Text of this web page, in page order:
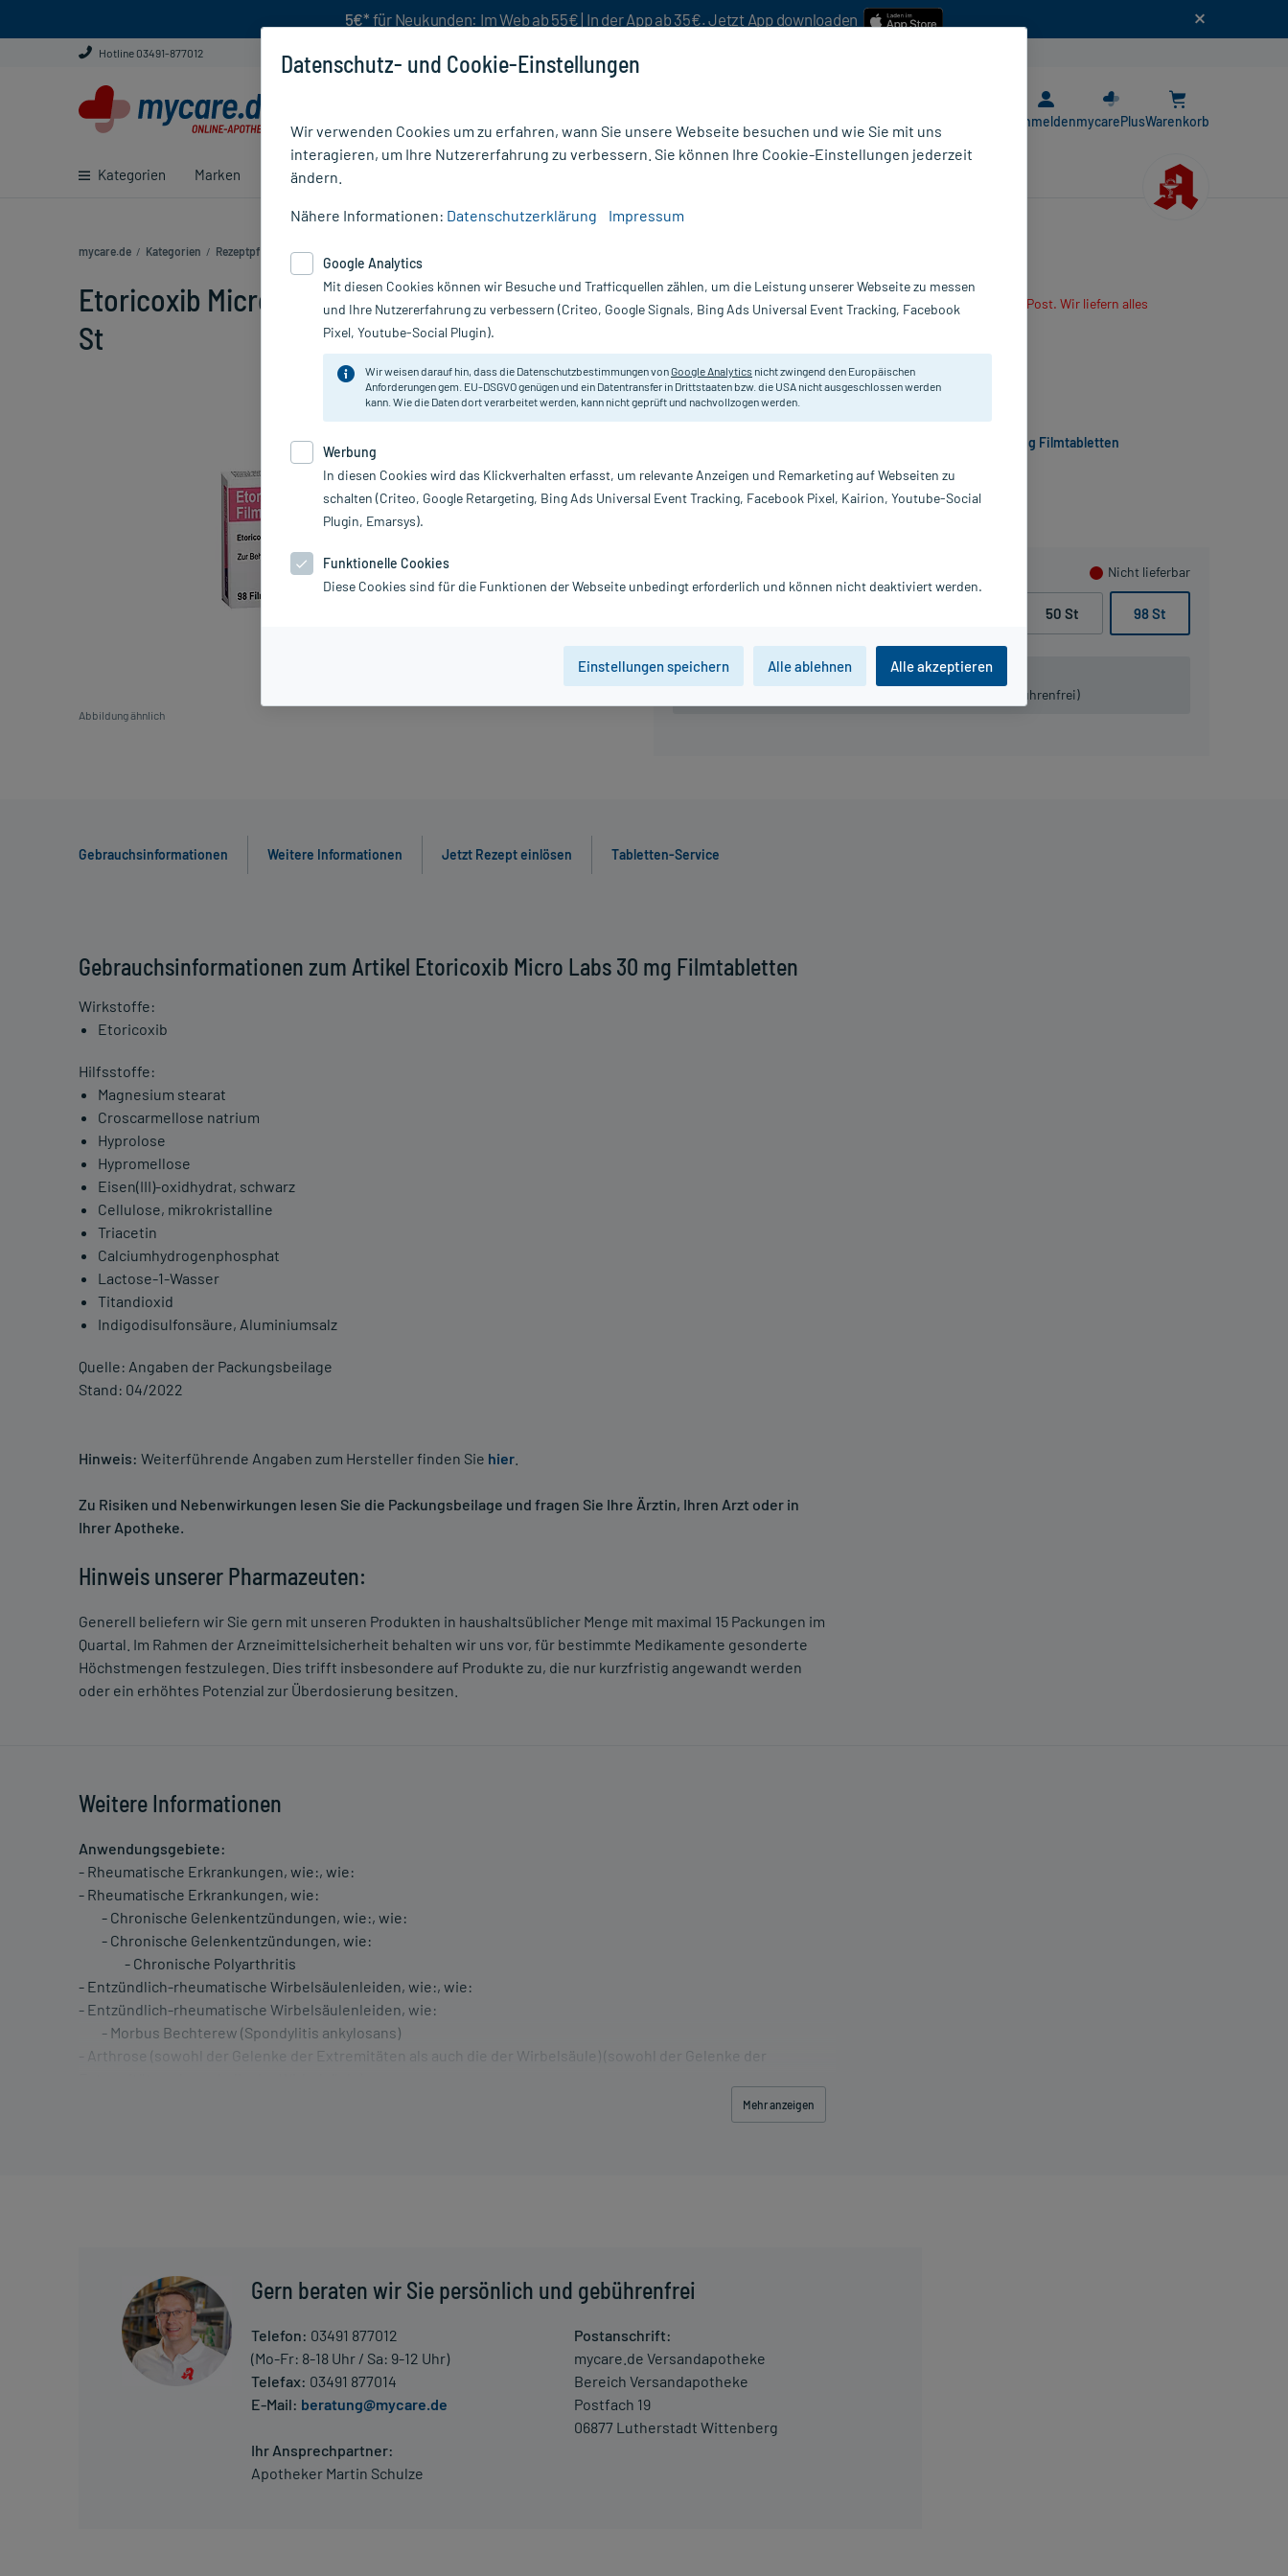
5€* für Neukunden: Im Web ab 55€ | In der App ab 35€. Jetzt App downloaden
Hotline 03491-877012
Kategorien Marken Ratgeber
AnmeldenmycarePlusWarenkorb
mycare.de / Kategorien / Rezeptpflichtige Medikamente
Etoricoxib Micro Labs 30 mg Filmtabletten, 98
St
Abbildung ähnlich
34,18 €
Nicht lieferbar
50 St 98 St
Der Artikel ist momentan nicht lieferbar.
Tel. 03491-8770120 (gebührenfrei)
Scannen Sie Ihr E-Rezept in der mycare App oder senden es per Post. Wir liefern alles
versandkostenfrei* - inklusive Ihrer mitbestellten Produkte.
Darreichung:
Filmtabletten
Inhalt:
98 St
PZN:
Hersteller:
Micro Labs GmbH
Etoricoxib Micro Labs 30 mg Filmtabletten
Gebrauchsinformationen Weitere Informationen Jetzt Rezept einlösen Tabletten-Service
Gebrauchsinformationen zum Artikel Etoricoxib Micro Labs 30 mg Filmtabletten
Wirkstoffe:
Etoricoxib
Hilfsstoffe:
Magnesium stearat
Croscarmellose natrium
Hyprolose
Hypromellose
Eisen(III)-oxidhydrat, schwarz
Cellulose, mikrokristalline
Triacetin
Calciumhydrogenphosphat
Lactose-1-Wasser
Titandioxid
Indigodisulfonsäure, Aluminiumsalz
Quelle: Angaben der Packungsbeilage
Stand: 04/2022
Hinweis: Weiterführende Angaben zum Hersteller finden Sie hier
Zu Risiken und Nebenwirkungen lesen Sie die Packungsbeilage und fragen Sie Ihre Ärztin, Ihren Arzt oder in
Ihrer Apotheke.
Hinweis unserer Pharmazeuten:
Generell beliefern wir Sie gern mit unseren Produkten in haushaltsüblicher Menge mit maximal 15 Packungen im
Quartal. Im Rahmen der Arzneimittelsicherheit behalten wir uns vor, für bestimmte Medikamente gesonderte
Höchstmengen festzulegen. Dies trifft insbesondere auf Produkte zu, die nur kurzfristig angewandt werden
oder ein erhöhtes Potenzial zur Überdosierung besitzen.
Weitere Informationen
Anwendungsgebiete:
- Rheumatische Erkrankungen, wie:, wie:
- Rheumatische Erkrankungen, wie:
- Chronische Gelenkentzündungen, wie:, wie:
- Chronische Gelenkentzündungen, wie:
- Chronische Polyarthritis
- Entzündlich-rheumatische Wirbelsäulenleiden, wie:, wie:
- Entzündlich-rheumatische Wirbelsäulenleiden, wie:
- Morbus Bechterew (Spondylitis ankylosans)
- Arthrose (sowohl der Gelenke der Extremitäten als auch die der Wirbelsäule) (sowohl der Gelenke der
1-mal täglich
unabhängig von der Mahlzeit
Jugendliche ab 16 Jahren und Erwachsene
2 Tabletten
unabhängig von der Mahlzeit
Jugendliche ab 16 Jahren und Erwachsene
Mehr anzeigen
Gern beraten wir Sie persönlich und gebührenfrei
Telefon: 03491 877012
(Mo-Fr: 8-18 Uhr / Sa: 9-12 Uhr)
Telefax: 03491 877014
E-Mail: beratung@mycare.de
Ihr Ansprechpartner:
Apotheker Martin Schulze
Postanschrift:
mycare.de Versandapotheke
Bereich Versandapotheke
Postfach 19
06877 Lutherstadt Wittenberg
Datenschutz- und Cookie-Einstellungen
Wir verwenden Cookies um zu erfahren, wann Sie unsere Webseite besuchen und wie Sie mit uns
interagieren, um Ihre Nutzererfahrung zu verbessern. Sie können Ihre Cookie-Einstellungen jederzeit
ändern.
Nähere Informationen: Datenschutzerklärung Impressum
Google Analytics
Mit diesen Cookies können wir Besuche und Trafficquellen zählen, um die Leistung unserer Webseite zu messen
und Ihre Nutzererfahrung zu verbessern (Criteo, Google Signals, Bing Ads Universal Event Tracking, Facebook
Pixel, Youtube-Social Plugin).
Wir weisen darauf hin, dass die Datenschutzbestimmungen vonGoogle Analytics nicht zwingend den Europäischen
Anforderungen gem. EU-DSGVO genügen und ein Datentransfer in Drittstaaten bzw. die USA nicht ausgeschlossen werden
kann. Wie die Daten dort verarbeitet werden, kann nicht geprüft und nachvollzogen werden.
Werbung
In diesen Cookies wird das Klickverhalten erfasst, um relevante Anzeigen und Remarketing auf Webseiten zu
schalten (Criteo, Google Retargeting, Bing Ads Universal Event Tracking, Facebook Pixel, Kairion, Youtube-Social
Plugin, Emarsys).
Funktionelle Cookies
Diese Cookies sind für die Funktionen der Webseite unbedingt erforderlich und können nicht deaktiviert werden.
Einstellungen speichern Alle ablehnen Alle akzeptieren